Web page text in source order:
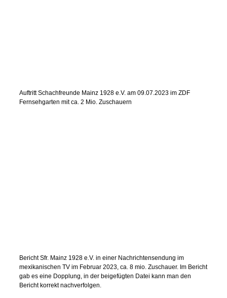
Auftritt Schachfreunde Mainz 1928 e.V. am 09.07.2023 im ZDF
Fernsehgarten mit ca. 2 Mio. Zuschauern
Bericht Sfr. Mainz 1928 e.V. in einer Nachrichtensendung im
mexikanischen TV im Februar 2023, ca. 8 mio. Zuschauer. Im Bericht
gab es eine Dopplung, in der beigefügten Datei kann man den
Bericht korrekt nachverfolgen.